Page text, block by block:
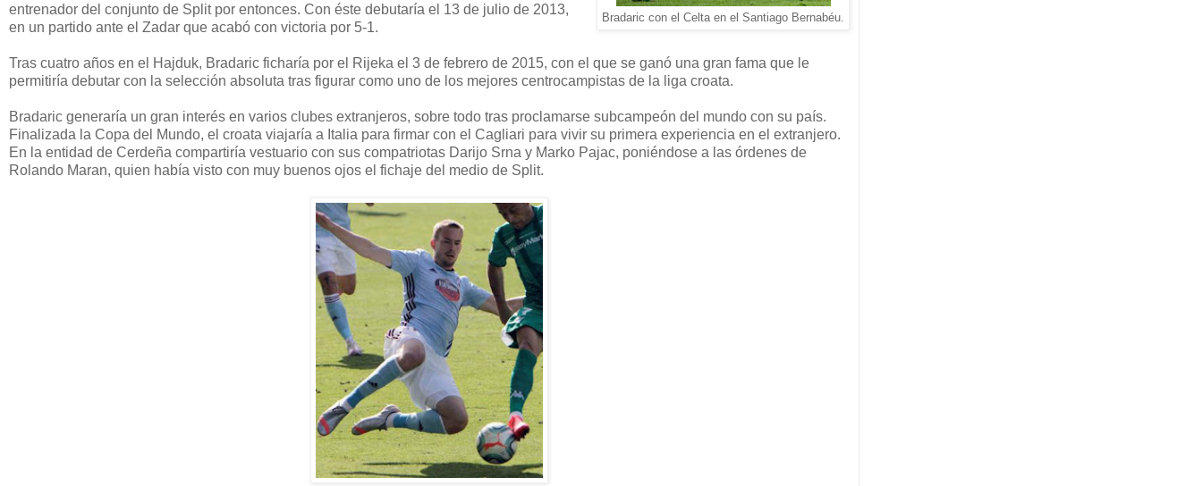
Bradaric con el Celta en el Santiago Bernabéu.
entrenador del conjunto de Split por entonces. Con éste debutaría el 13 de julio de 2013,
en un partido ante el Zadar que acabó con victoria por 5-1.
Tras cuatro años en el Hajduk, Bradaric ficharía por el Rijeka el 3 de febrero de 2015, con el que se ganó una gran fama que le
permitiría debutar con la selección absoluta tras figurar como uno de los mejores centrocampistas de la liga croata.
Bradaric generaría un gran interés en varios clubes extranjeros, sobre todo tras proclamarse subcampeón del mundo con su país.
Finalizada la Copa del Mundo, el croata viajaría a Italia para firmar con el Cagliari para vivir su primera experiencia en el extranjero.
En la entidad de Cerdeña compartiría vestuario con sus compatriotas Darijo Srna y Marko Pajac, poniéndose a las órdenes de
Rolando Maran, quien había visto con muy buenos ojos el fichaje del medio de Split.